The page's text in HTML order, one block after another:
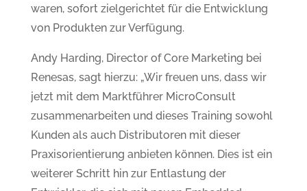
waren, sofort zielgerichtet für die Entwicklung
von Produkten zur Verfügung.
Andy Harding, Director of Core Marketing bei
Renesas, sagt hierzu: „Wir freuen uns, dass wir
jetzt mit dem Marktführer MicroConsult
zusammenarbeiten und dieses Training sowohl
Kunden als auch Distributoren mit dieser
Praxisorientierung anbieten können. Dies ist ein
weiterer Schritt hin zur Entlastung der